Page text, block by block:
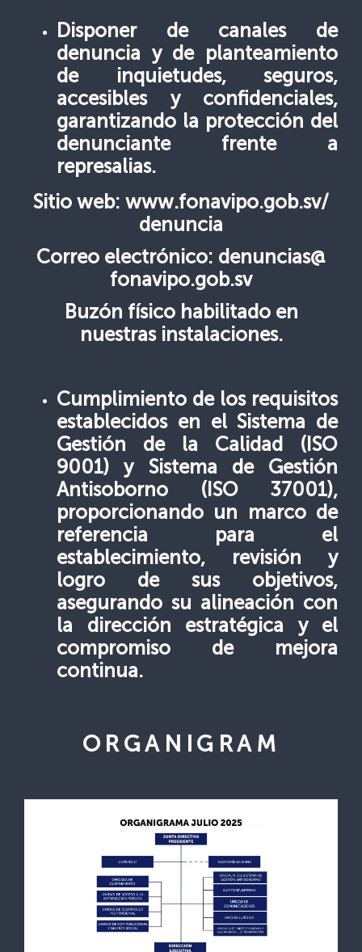
Disponer de canales de
denuncia y de planteamiento
de inquietudes, seguros,
accesibles y confidenciales,
garantizando la protección del
denunciante frente a
represalias.
Sitio web: www.fonavipo.gob.sv/
denuncia
Correo electrónico: denuncias@
fonavipo.gob.sv
Buzón físico habilitado en
nuestras instalaciones.
Cumplimiento de los requisitos
establecidos en el Sistema de
Gestión de la Calidad (ISO
9001) y Sistema de Gestión
Antisoborno (ISO 37001),
proporcionando un marco de
referencia para el
establecimiento, revisión y
logro de sus objetivos,
asegurando su alineación con
la dirección estratégica y el
compromiso de mejora
continua.
ORGANIGRAM